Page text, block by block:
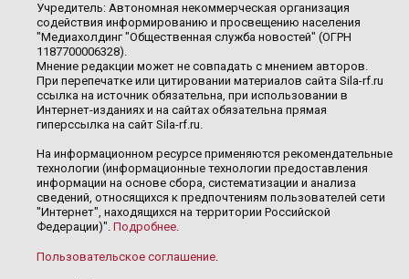
Учредитель: Автономная некоммерческая организация
содействия информированию и просвещению населения
"Медиахолдинг "Общественная служба новостей" (ОГРН
1187700006328).
Мнение редакции может не совпадать с мнением авторов.
При перепечатке или цитировании материалов сайта Sila-rf.ru
ссылка на источник обязательна, при использовании в
Интернет-изданиях и на сайтах обязательна прямая
гиперссылка на сайт Sila-rf.ru.
На информационном ресурсе применяются рекомендательные
технологии (информационные технологии предоставления
информации на основе сбора, систематизации и анализа
сведений, относящихся к предпочтениям пользователей сети
"Интернет", находящихся на территории Российской
Федерации)". Подробнее.
Пользовательское соглашение.